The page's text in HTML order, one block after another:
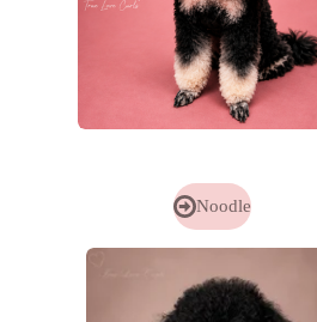
Noodle